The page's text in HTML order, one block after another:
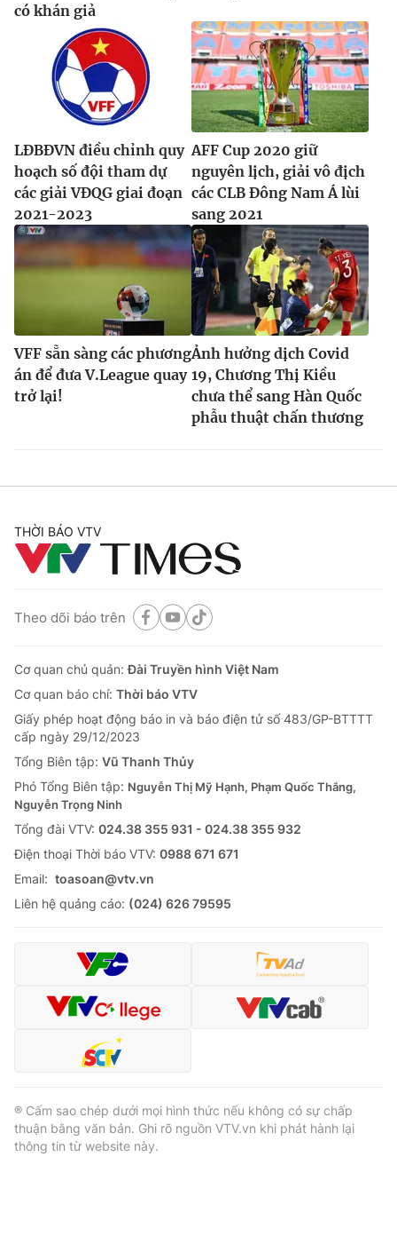
có khán giả
LĐBĐVN điều chỉnh quy
hoạch số đội tham dự
các giải VĐQG giai đoạn
2021-2023
AFF Cup 2020 giữ
nguyên lịch, giải vô địch
các CLB Đông Nam Á lùi
sang 2021
VFF sẵn sàng các phương
án để đưa V.League quay
trở lại!
Ảnh hưởng dịch Covid
19, Chương Thị Kiều
chưa thể sang Hàn Quốc
phẫu thuật chấn thương
THỜI BÁO VTV
Theo dõi báo trên
Cơ quan chủ quản:Đài Truyền hình Việt Nam
Cơ quan báo chí: Thời báo VTV
Giấy phép hoạt động báo in và báo điện tử số 483/GP-BTTTT
cấp ngày 29/12/2023
Tổng Biên tập: Vũ Thanh Thủy
Phó Tổng Biên tập: Nguyễn Thị Mỹ Hạnh, Phạm Quốc Thắng,
Nguyễn Trọng Ninh
Tổng đài VTV: 024.38 355 931 - 024.38 355 932
Ðiện thoại Thời báo VTV: 0988 671 671
Email: toasoan@vtv.vn
Liên hệ quảng cáo: (024) 626 79595
® Cấm sao chép dưới mọi hình thức nếu không có sự chấp
thuận bằng văn bản. Ghi rõ nguồn VTV.vn khi phát hành lại
thông tin từ website này.